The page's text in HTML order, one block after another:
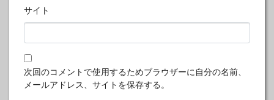
サイト
次回のコメントで使用するためブラウザーに自分の名前、
メールアドレス、サイトを保存する。